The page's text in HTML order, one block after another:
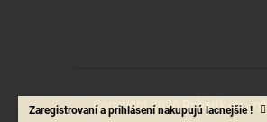
Zaregistrovaní a prihlásení nakupujú lacnejšie !
Copyright 2026Rybárik eu -